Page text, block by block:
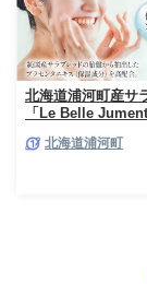
北海道浦河町産サ
「Le Belle
北海道浦河町